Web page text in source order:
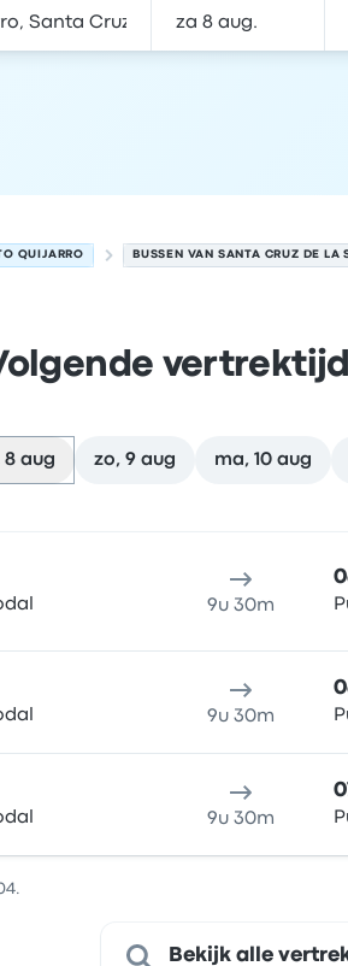
QUIJARRO BUSSEN VAN SANTA CRUZ DE LA
8 aug zo, 9 aug ma, 10 aug
9u 30m
9u 30m
9u 30m
Bekijk alle